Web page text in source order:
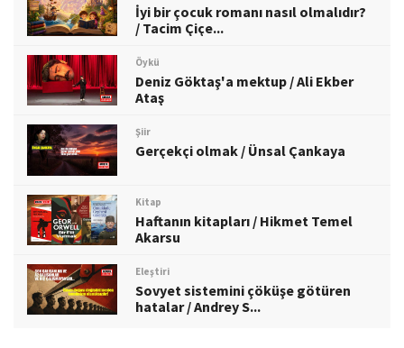
İyi bir çocuk romanı nasıl olmalıdır?
/ Tacim Çiçe...
Öykü
Deniz Göktaş'a mektup / Ali Ekber
Ataş
Şiir
Gerçekçi olmak / Ünsal Çankaya
Kitap
Haftanın kitapları / Hikmet Temel
Akarsu
Eleştiri
Sovyet sistemini çöküşe götüren
hatalar / Andrey S...